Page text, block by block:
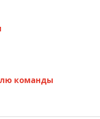
команды